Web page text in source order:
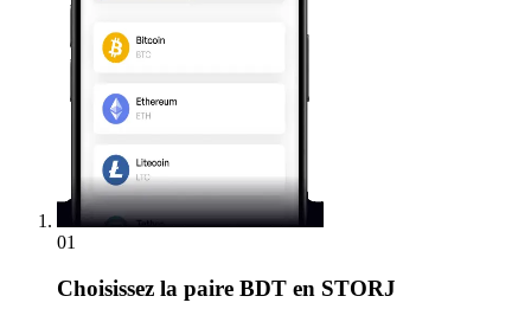
01
Choisissez la paire BDT en STORJ